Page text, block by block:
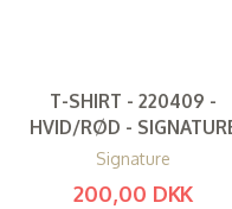
T-SHIRT - 220409 -
HVID/RØD -
Signature
200,00 DKK